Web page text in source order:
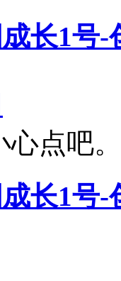
长1号-
心点吧。
长1号-